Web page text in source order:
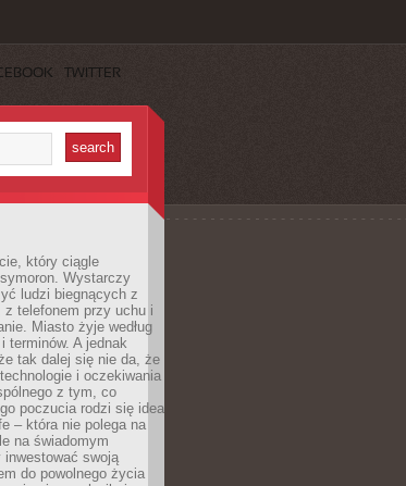
TWITTER
który ciągle
Wystarczy
ludzi biegnących z
z telefonem przy uchu i
Miasto żyje według
terminów. A jednak
tak dalej się nie da, że
i oczekiwania
z tym, co
poczucia rodzi się idea
– która nie polega na
na świadomym
swoją
do powolnego życia